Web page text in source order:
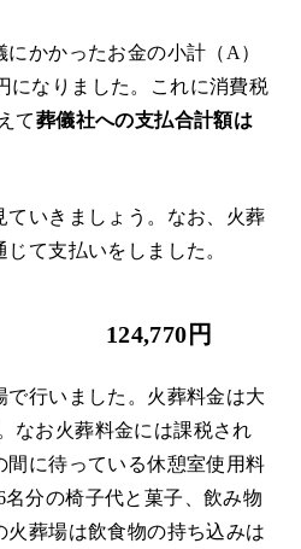
かかったお金の小計（A）
になりました。これに消費税
て葬儀社への支払合計額は
ていきましょう。なお、火葬
て支払いをしました。
用 124,770円
で行いました。火葬料金は大
なお火葬料金には課税され
間に待っている休憩室使用料
名分の椅子代と菓子、飲み物
葬場は飲食物の持ち込みは